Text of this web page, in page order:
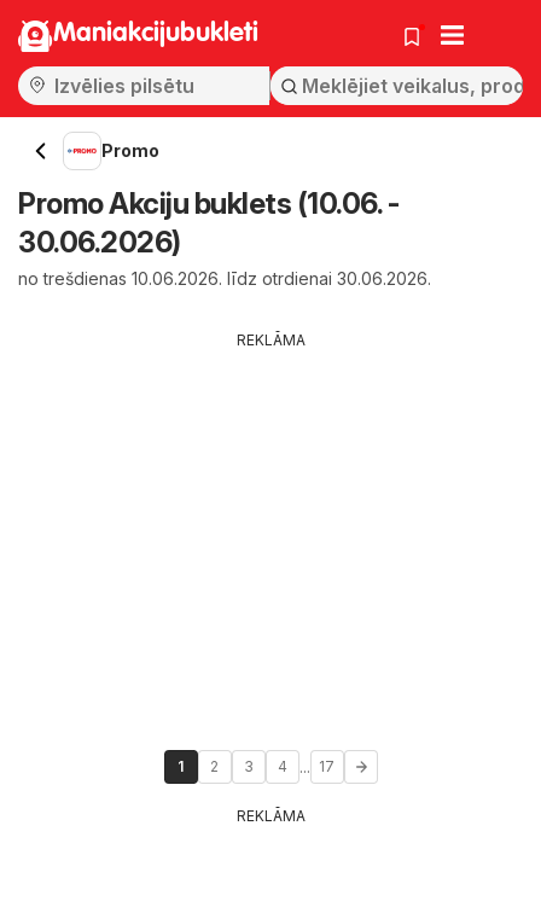
Maniakcijubukleti
Promo
Promo Akciju buklets (10.06. -
30.06.2026)
no trešdienas 10.06.2026. līdz otrdienai 30.06.2026.
REKLĀMA
1 2 3 4 ... 17
REKLĀMA